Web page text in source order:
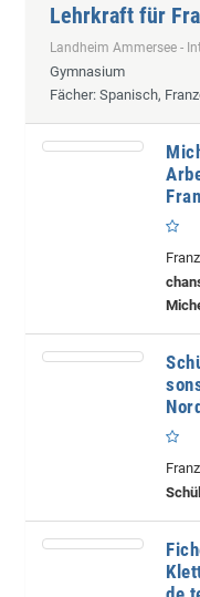
Lehrkraft für
Landheim Ammersee -
Gymnasium
Fächer: Spanisch,